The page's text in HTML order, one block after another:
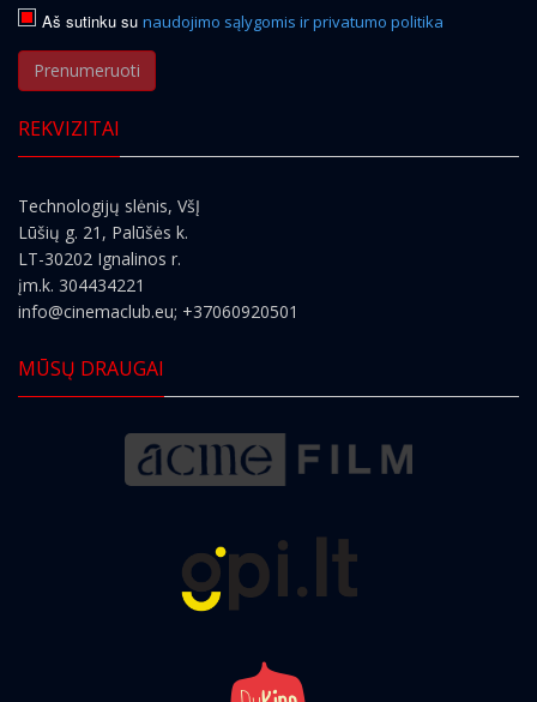
Aš sutinku su naudojimo sąlygomis ir privatumo politika
Prenumeruoti
REKVIZITAI
Technologijų slėnis, VšĮ
Lūšių g. 21, Palūšės k.
LT-30202 Ignalinos r.
įm.k. 304434221
info@cinemaclub.eu; +37060920501
MŪSŲ DRAUGAI